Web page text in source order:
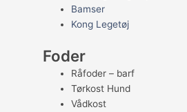
Bamser
Kong Legetøj
Foder
Råfoder – barf
Tørkost Hund
Vådkost